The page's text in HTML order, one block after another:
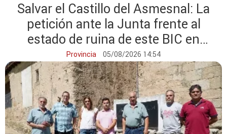
Salvar el Castillo del Asmesnal: La
petición ante la Junta frente al
estado de ruina de este BIC en
Zamora
Provincia 05/08/2026 14:54